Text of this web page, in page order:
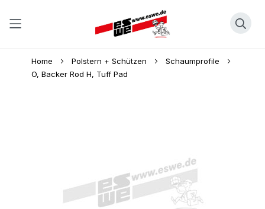
Home Polstern + Schützen
Schaumprofile
O, Backer Rod H, Tuff Pad